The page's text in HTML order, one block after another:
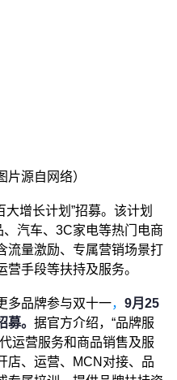
源自网络）
增长计划”招募。该计划
汽车、3C家电等热门电商
流量激励、专属营销场景打
手段等扶持及服务。
多品牌参与双十一， 9月25
。 据官方介绍，“品牌服
运营服务和商品销售及服
店、运营、MCN对接、品